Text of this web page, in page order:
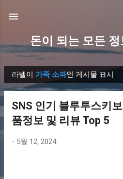
돈이 되는 모든
글
라벨이 가죽 소파인 게시물 표시
SNS 인기 블루투스키
품정보 및 리뷰 Top 5
- 5월 12, 2024